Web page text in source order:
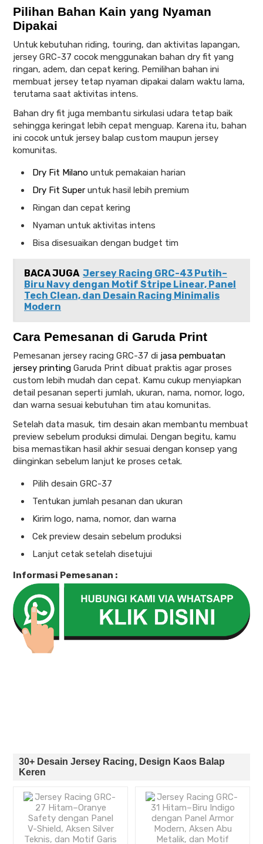
Pilihan Bahan Kain yang Nyaman
Dipakai
Untuk kebutuhan riding, touring, dan aktivitas lapangan,
jersey GRC-37 cocok menggunakan bahan dry fit yang
ringan, adem, dan cepat kering. Pemilihan bahan ini
membuat jersey tetap nyaman dipakai dalam waktu lama,
terutama saat aktivitas intens.
Bahan dry fit juga membantu sirkulasi udara tetap baik
sehingga keringat lebih cepat menguap. Karena itu, bahan
ini cocok untuk jersey balap custom maupun jersey
komunitas.
Dry Fit Milano untuk pemakaian harian
Dry Fit Super untuk hasil lebih premium
Ringan dan cepat kering
Nyaman untuk aktivitas intens
Bisa disesuaikan dengan budget tim
BACA JUGA Jersey Racing GRC-43 Putih–
Biru Navy dengan Motif Stripe Linear, Panel
Tech Clean, dan Desain Racing Minimalis
Modern
Cara Pemesanan di Garuda Print
Pemesanan jersey racing GRC-37 di jasa pembuatan
jersey printing Garuda Print dibuat praktis agar proses
custom lebih mudah dan cepat. Kamu cukup menyiapkan
detail pesanan seperti jumlah, ukuran, nama, nomor, logo,
dan warna sesuai kebutuhan tim atau komunitas.
Setelah data masuk, tim desain akan membantu membuat
preview sebelum produksi dimulai. Dengan begitu, kamu
bisa memastikan hasil akhir sesuai dengan konsep yang
diinginkan sebelum lanjut ke proses cetak.
Pilih desain GRC-37
Tentukan jumlah pesanan dan ukuran
Kirim logo, nama, nomor, dan warna
Cek preview desain sebelum produksi
Lanjut cetak setelah disetujui
Informasi Pemesanan :
30+ Desain Jersey Racing, Design Kaos Balap
Keren